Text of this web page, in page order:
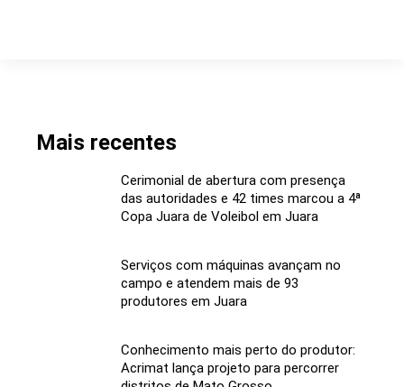
Mais recentes
Cerimonial de abertura com presença
das autoridades e 42 times marcou a 4ª
Copa Juara de Voleibol em Juara
Serviços com máquinas avançam no
campo e atendem mais de 93
produtores em Juara
Conhecimento mais perto do produtor:
Acrimat lança projeto para percorrer